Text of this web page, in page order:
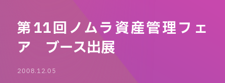
IR
第11回ノムラ資産管理フェ
ア ブース出展
2008.12.05